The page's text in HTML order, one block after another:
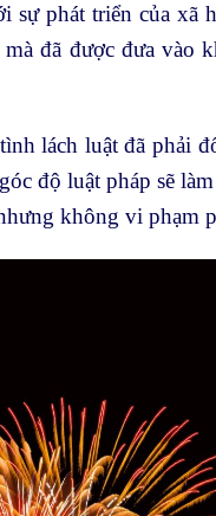
sự phát triển của xã
đã được đưa vào
lách luật đã phải
độ luật pháp sẽ
không vi phạm